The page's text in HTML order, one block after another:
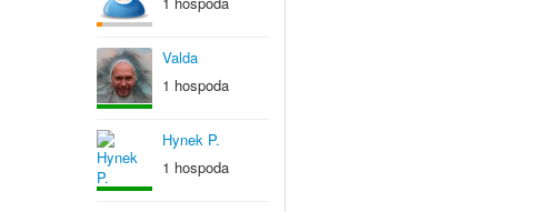
Valda
1 hospoda
Hynek P.
1 hospoda